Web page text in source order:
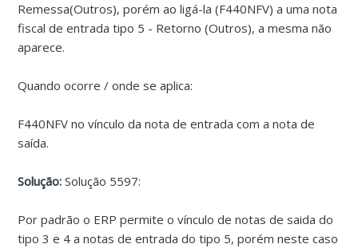
Remessa(Outros), porém ao ligá-la (F440NFV) a uma nota
fiscal de entrada tipo 5 - Retorno (Outros), a mesma não
aparece.
Quando ocorre / onde se aplica:
F440NFV no vínculo da nota de entrada com a nota de
saída.
Solução:Solução 5597:
Por padrão o ERP permite o vínculo de notas de saida do
tipo 3 e 4 a notas de entrada do tipo 5, porém neste caso